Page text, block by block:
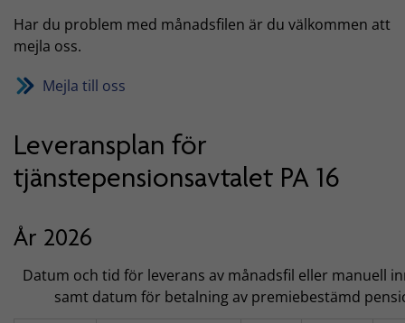
Har du problem med månadsfilen är du välkommen att
mejla oss.
Mejla till oss
Leveransplan för
tjänstepensionsavtalet PA 16
År 2026
Datum och tid för leverans av månadsfil eller manuell
samt datum för betalning av premiebestämd